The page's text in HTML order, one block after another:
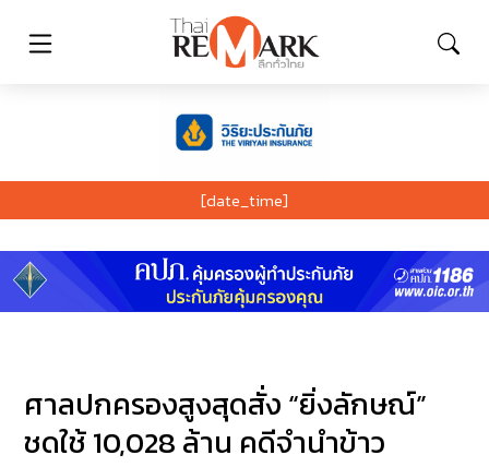
[date_time]
ศาลปกครองสูงสุดสั่ง “ยิ่งลักษณ์”
ชดใช้ 10,028 ล้าน คดีจำนำข้าว